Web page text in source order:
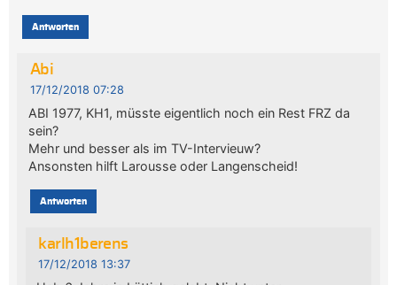
Antworten
Abi
17/12/2018 07:28
ABI 1977, KH1, müsste eigentlich noch ein Rest FRZ da
sein?
Mehr und besser als im TV-Intervieuw?
Ansonsten hilft Larousse oder Langenscheid!
Antworten
karlh1berens
17/12/2018 13:37